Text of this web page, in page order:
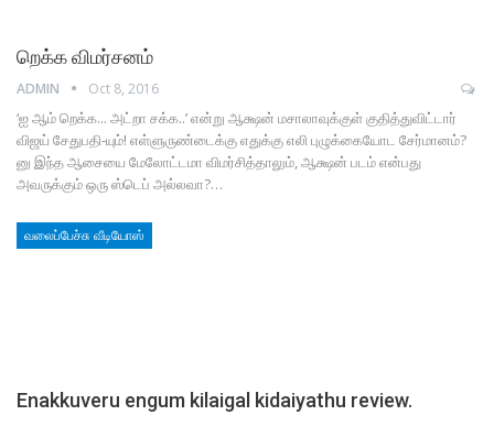
றெக்க விமர்சனம்
ADMIN Oct 8, 2016
‘ஐ ஆம் றெக்க... அட்றா சக்க..’ என்று ஆக்ஷன் மசாலாவுக்குள் குதித்துவிட்டார்
விஜய் சேதுபதி-யும்! எள்ளுருண்டைக்கு எதுக்கு எலி புழுக்கையோட சேர்மானம்?
னு இந்த ஆசையை மேலோட்டமா விமர்சித்தாலும், ஆக்ஷன் படம் என்பது
அவருக்கும் ஒரு ஸ்டெப் அல்லவா?…
வலைப்பேச்சு வீடியோஸ்
Enakkuveru engum kilaigal kidaiyathu review.